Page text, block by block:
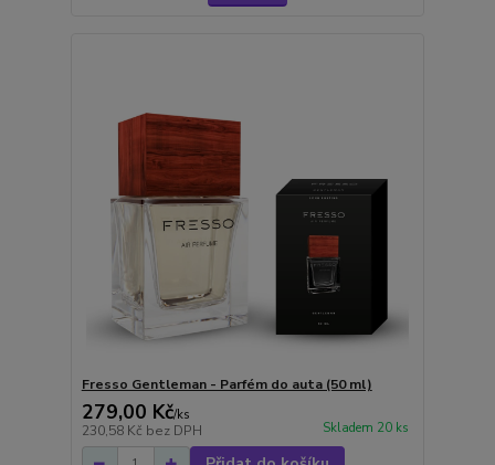
Fresso Gentleman - Parfém do auta (50 ml)
279,00 Kč/ks
230,58 Kč bez DPH Skladem 20 ks